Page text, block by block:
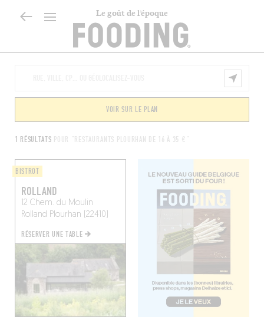
Le goût de l’époque
1 RÉSULTATS POUR "RESTAURANTS PLOURHAN DE 16 À 35 €"
VOIR SUR LE PLAN
BISTROT
ROLLAND
12 Chem. du Moulin
Rolland Plourhan (22410)
RÉSERVER UNE TABLE